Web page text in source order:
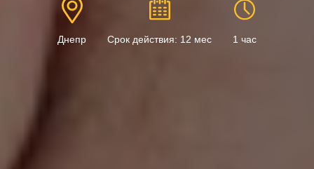
Днепр Срок действия: 12 мес 1 час